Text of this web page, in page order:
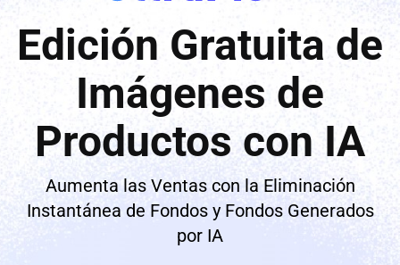
Edición Gratuita de
Imágenes de
Productos con IA
Aumenta las Ventas con la Eliminación
Instantánea de Fondos y Fondos Generados
por IA